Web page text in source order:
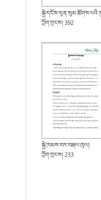
ཀློག་གྲངས། 392
སྐྱེ་ཁམས་བར་བརྒལ་ཁུལ།
ཀློག་གྲངས། 233